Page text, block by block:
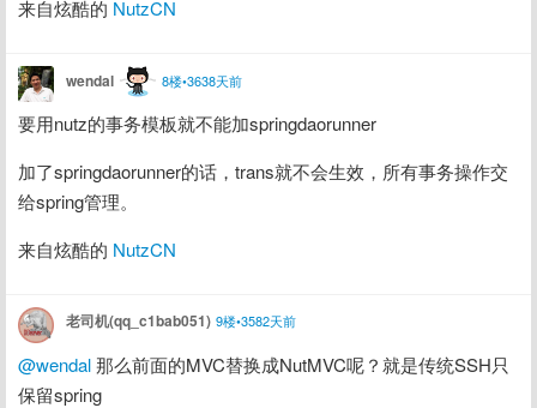
来自炫酷的 NutzCN
wendal 8楼•3638天前
要用nutz的事务模板就不能加springdaorunner
加了springdaorunner的话，trans就不会生效，所有事务操作交
给spring管理。
来自炫酷的 NutzCN
老司机(qq_c1bab051) 9楼•3582天前
@wendal 那么前面的MVC替换成NutMVC呢？就是传统SSH只
保留spring